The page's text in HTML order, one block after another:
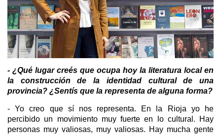
- ¿Qué lugar creés que ocupa hoy la literatura local en
la construcción de la identidad cultural de una
provincia? ¿Sentís que la representa de alguna forma?
- Yo creo que sí nos representa. En la Rioja yo he
percibido un movimiento muy fuerte en lo cultural. Hay
personas muy valiosas, muy valiosas. Hay mucha gente